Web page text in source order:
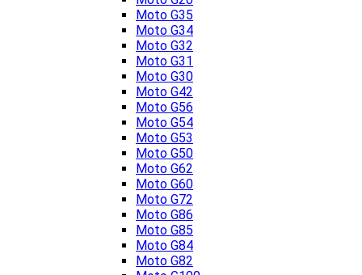
Moto G35
Moto G34
Moto G32
Moto G31
Moto G30
Moto G42
Moto G56
Moto G54
Moto G53
Moto G50
Moto G62
Moto G60
Moto G72
Moto G86
Moto G85
Moto G84
Moto G82